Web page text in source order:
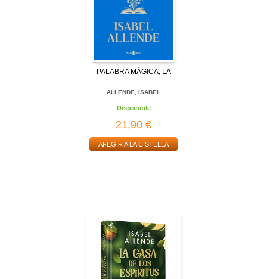
PALABRA MÁGICA, LA
ALLENDE, ISABEL
Disponible
21,90 €
AFEGIR A LA CISTELLA